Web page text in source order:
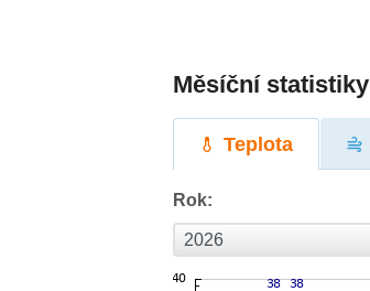
Měsíční statistiky
Teplota
Rok: